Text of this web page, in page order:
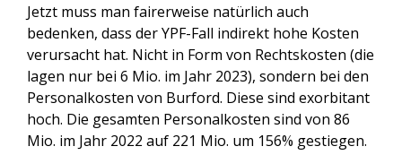
Jetzt muss man fairerweise natürlich auch
bedenken, dass der YPF-Fall indirekt hohe Kosten
verursacht hat. Nicht in Form von Rechtskosten (die
lagen nur bei 6 Mio. im Jahr 2023), sondern bei den
Personalkosten von Burford. Diese sind exorbitant
hoch. Die gesamten Personalkosten sind von 86
Mio. im Jahr 2022 auf 221 Mio. um 156% gestiegen.